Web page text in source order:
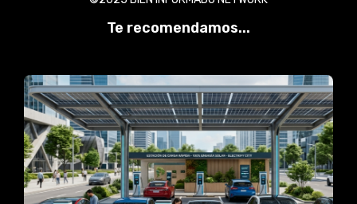
Te recomendamos...